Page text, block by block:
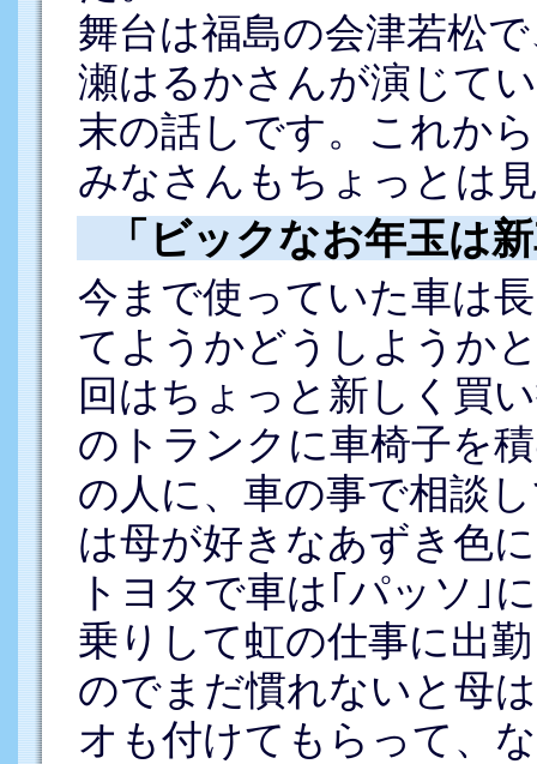
舞台は福島の会津若松
瀬はるかさんが演じて
末の話しです。これか
みなさんもちょっとは
「ビックなお年玉は
今まで使っていた車は
てようかどうしようか
回はちょっと新しく買
のトランクに車椅子を
の人に、車の事で相談
は母が好きなあずき色
トヨタで車は｢パッソ｣
乗りして虹の仕事に出
のでまだ慣れないと母
オも付けてもらって、